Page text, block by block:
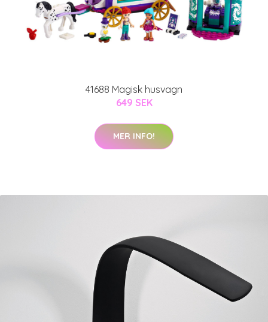
41688 Magisk husvagn
649 SEK
MER INFO!